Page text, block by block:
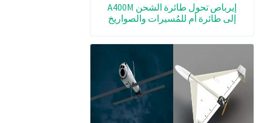
إيرباص تحول طائرة الشحن A400M
إلى طائرة أم للمُسيرات والصواريخ